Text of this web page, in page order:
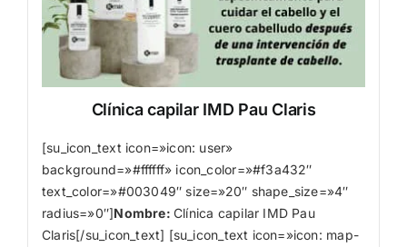
Clínica capilar IMD Pau Claris
[su_icon_text icon=»icon: user»
background=»#ffffff» icon_color=»#f3a432″
text_color=»#003049″ size=»20″ shape_size=»4″
radius=»0″]Nombre: Clínica capilar IMD Pau
Claris[/su_icon_text] [su_icon_text icon=»icon: map-